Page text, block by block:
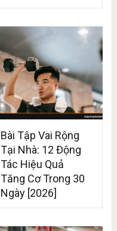
Bài Tập Vai Rộng
Tại Nhà: 12 Động
Tác Hiệu Quả
Tăng Cơ Trong 30
Ngày [2026]